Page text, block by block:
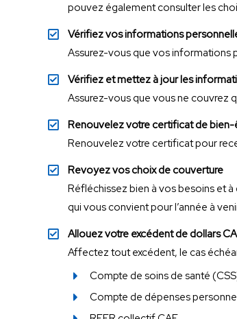
pouvez également consulter les
Vérifiez vos informations
Assurez-vous que vos informations
Vérifiez et mettez à jour les
Assurez-vous que vous ne couvrez
Renouvelez votre certificat de bien-
Renouvelez votre certificat pour
Revoyez vos choix de couverture
Réfléchissez bien à vos besoins et
qui vous convient pour l’année à
Allouez votre excédent de dollars
Affectez tout excédent, le cas
Compte de soins de santé
Compte de dépenses